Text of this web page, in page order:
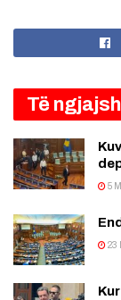
Të
5
23